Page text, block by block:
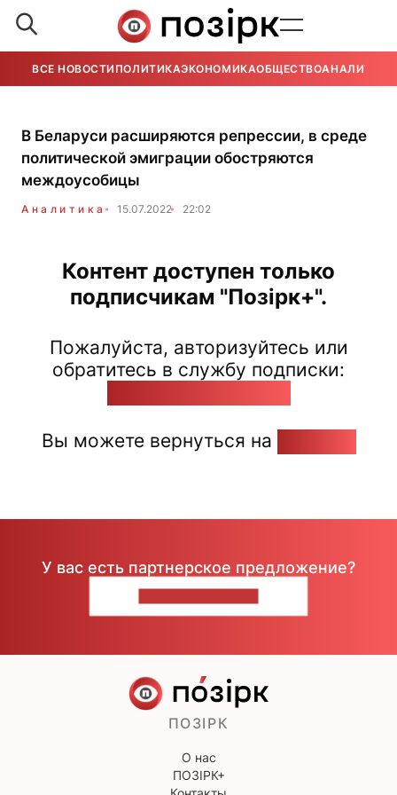
ВСЕ НОВОСТИ ПОЛИТИКАЭКОНОМИКАОБЩЕСТВОАНАЛИТИКА
В Беларуси расширяются репрессии, в среде
политической эмиграции обостряются
междоусобицы
Аналитика 15.07.2022 22:02
Контент доступен только
подписчикам "Позірк+".
Пожалуйста, авторизуйтесь или
обратитесь в службу подписки:
Вы можете вернуться на
У вас есть партнерское предложение?
ПОЗІРК
О нас
ПОЗІРК+